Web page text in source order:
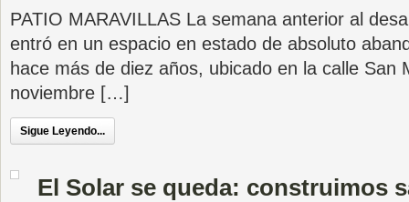
PATIO MARAVILLAS La semana anterior al
entró en un espacio en estado de absoluto
hace más de diez años, ubicado en la calle San
noviembre […]
Sigue Leyendo...
El Solar se queda: construimos